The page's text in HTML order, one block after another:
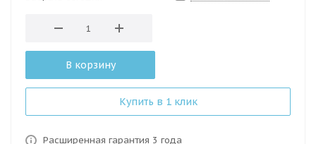
В корзину
Купить в 1 клик
Расширенная гарантия 3 года